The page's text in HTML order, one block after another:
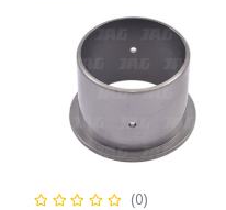
(0)